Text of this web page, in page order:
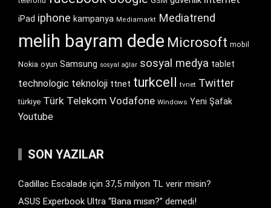
iPad iphone kampanya Mediamarkt Mediatrend
melih bayram dede Microsoft mobil
Nokia oyun Samsung sosyal ağlar sosyal medya tablet
technologic teknoloji ttnet turkcell tvnet Twitter
türkiye Türk Telekom Vodafone Windows Yeni Şafak
Youtube
SON YAZILAR
Cadillac Escalade için 37,5 milyon TL verir misin?
ASUS Experbook Ultra “Bana mısın?” demedi!